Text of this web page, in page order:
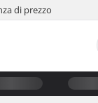
di prezzo